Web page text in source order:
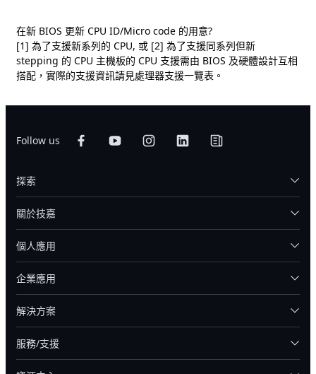
在新 BIOS 更新 CPU ID/Micro code 的用意?
[1] 為了支援新系列的 CPU, 或 [2] 為了支援同系列但新
stepping 的 CPU 主機板的 CPU 支援需由 BIOS 及硬體設計互相
搭配，實際的支援資訊請見處理器支援一覽表。
Follow us
探索
關於技嘉
個人應用
企業應用
解決方案
服務/支援